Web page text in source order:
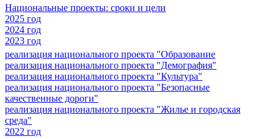
Национальные проекты: сроки и цели
2025 год
2024 год
2023 год
реализация национального проекта "Образование
реализация национального проекта "Демография"
реализация национального проекта "Культура"
реализация национального проекта "Безопасные
качественные дороги"
реализация национального проекта "Жилье и городская
среда"
2022 год